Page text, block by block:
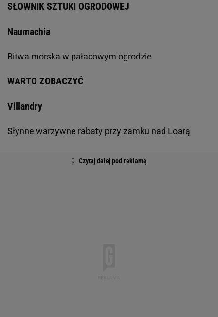
SŁOWNIK SZTUKI OGRODOWEJ
Naumachia
Bitwa morska w pałacowym ogrodzie
WARTO ZOBACZYĆ
Villandry
Słynne warzywne rabaty przy zamku nad Loarą